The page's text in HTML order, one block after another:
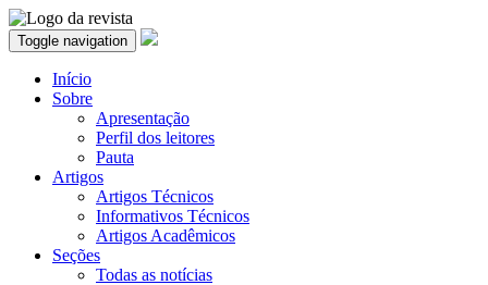
Toggle navigation
Início
Sobre
Apresentação
Perfil dos leitores
Pauta
Artigos
Artigos Técnicos
Informativos Técnicos
Artigos Acadêmicos
Seções
Todas as notícias